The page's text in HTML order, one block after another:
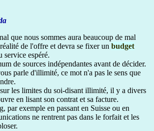
que nous sommes aura beaucoup de mal
de l'offre et devra se fixer un budget
service espéré.
de sources indépendantes avant de décider.
parle d'illimité, ce mot n'a pas le sens que
les limites du soi-disant illimité, il y a divers
en lisant son contrat et sa facture.
par exemple en passant en Suisse ou en
ne rentrent pas dans le forfait et les